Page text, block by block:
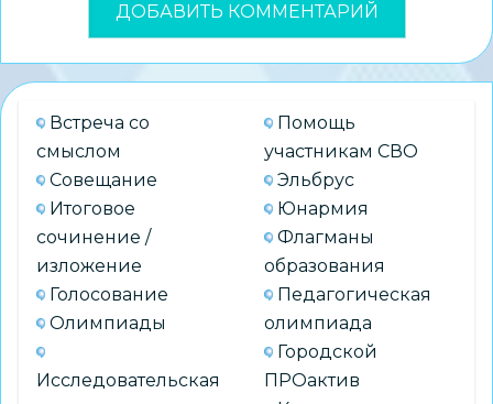
Встреча со
смыслом
Совещание
Итоговое
сочинение /
изложение
Голосование
Олимпиады
Исследовательская
Помощь
участникам СВО
Эльбрус
Юнармия
Флагманы
образования
Педагогическая
олимпиада
Городской
ПРОактив